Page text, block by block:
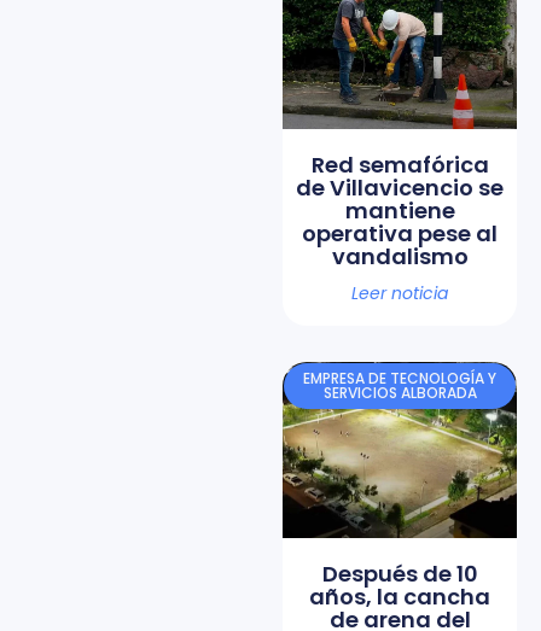
Red semafórica
de Villavicencio se
mantiene
operativa pese al
vandalismo
Leer noticia
EMPRESA DE TECNOLOGÍA Y
SERVICIOS ALBORADA
Después de 10
años, la cancha
de arena del